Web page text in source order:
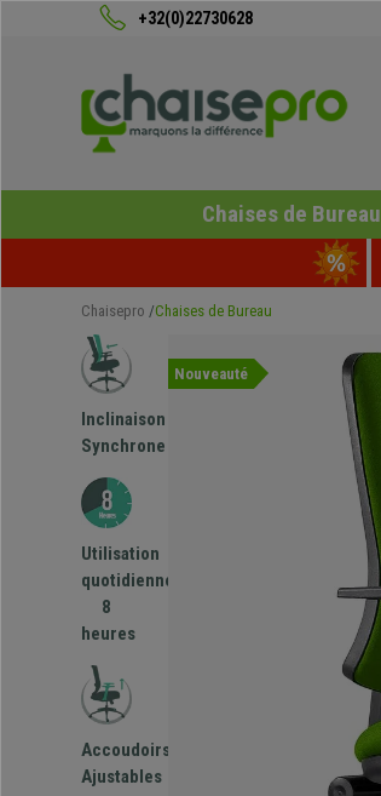
+32(0)22730628
Chaises de Bureau
Chaisepro Chaises de Bureau
Inclinaison
Synchrone
Utilisation
quotidienne
8
heures
Accoudoirs
Ajustables
Nouveauté